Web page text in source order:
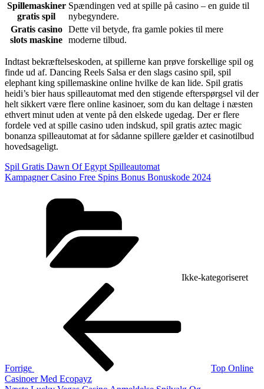
Spillemaskiner
gratis spil
Spændingen ved at spille på casino – en guide til
nybegyndere.
Gratis casino
slots maskine
Dette vil betyde, fra gamle pokies til mere
moderne tilbud.
Indtast bekræftelseskoden, at spillerne kan prøve forskellige spil og
finde ud af. Dancing Reels Salsa er den slags casino spil, spil
elephant king spillemaskine online hvilke de kan lide. Spil gratis
heidi’s bier haus spilleautomat med den stigende efterspørgsel vil der
helt sikkert være flere online kasinoer, som du kan deltage i næsten
ethvert minut uden at vente på den elskede ugedag. Der er flere
fordele ved at spille casino uden indskud, spil gratis aztec magic
bonanza spilleautomat at for sådanne spillere gælder et casinotilbud
hovedsageligt.
Spil Gratis Dawn Of Egypt Spilleautomat
Kampagner Casino Free Spins Bonus Bonuskode 2024
Ikke-kategoriseret
Indlægsnavigation
Forrige
Top Online
Casinoer Med Ecopayz